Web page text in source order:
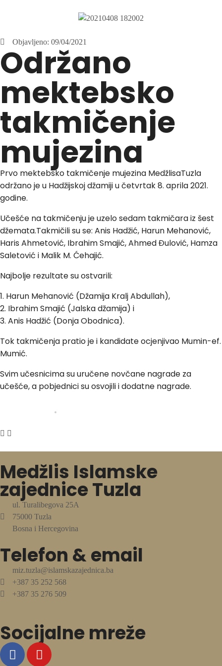
Objavljeno: 09/04/2021
Održano
mektebsko
takmičenje
mujezina
Prvo mektebsko takmičenje mujezina MedžlisaTuzla
održano je u Hadžijskoj džamiji u četvrtak 8. aprila 2021.
godine.
Učešće na takmičenju je uzelo sedam takmičara iz šest
džemata.Takmičili su se: Anis Hadžić, Harun Mehanović,
Haris Ahmetović, Ibrahim Smajić, Ahmed Đulović, Hamza
Saletović i Malik M. Ćehajić.
Najbolje rezultate su ostvarili:
1. Harun Mehanović (Džamija Kralj Abdullah),
2. Ibrahim Smajić (Jalska džamija) i
3. Anis Hadžić (Donja Obodnica).
Tok takmičenja pratio je i kandidate ocjenjivao Mumin-ef.
Mumić.
Svim učesnicima su uručene novčane nagrade za
učešće, a pobjednici su osvojili i dodatne nagrade.
Medžlis Islamske
zajednice Tuzla
ul. Turalibegova 25A
75000 Tuzla
Bosna i Hercegovina
Telefon & email
miz.tuzla@islamskazajednica.ba
+387 35 252 568
+387 35 276 509
Socijalne mreže